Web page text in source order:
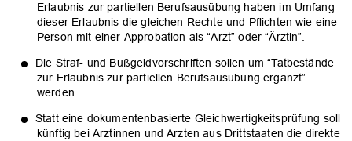
Erlaubnis zur partiellen Berufsausübung haben im Umfang
dieser Erlaubnis die gleichen Rechte und Pflichten wie eine
Person mit einer Approbation als “Arzt” oder “Ärztin”.
Die Straf- und Bußgeldvorschriften sollen um “Tatbestände
zur Erlaubnis zur partiellen Berufsausübung ergänzt”
werden.
Statt eine dokumentenbasierte Gleichwertigkeitsprüfung soll
künftig bei Ärztinnen und Ärzten aus Drittstaaten die direkte